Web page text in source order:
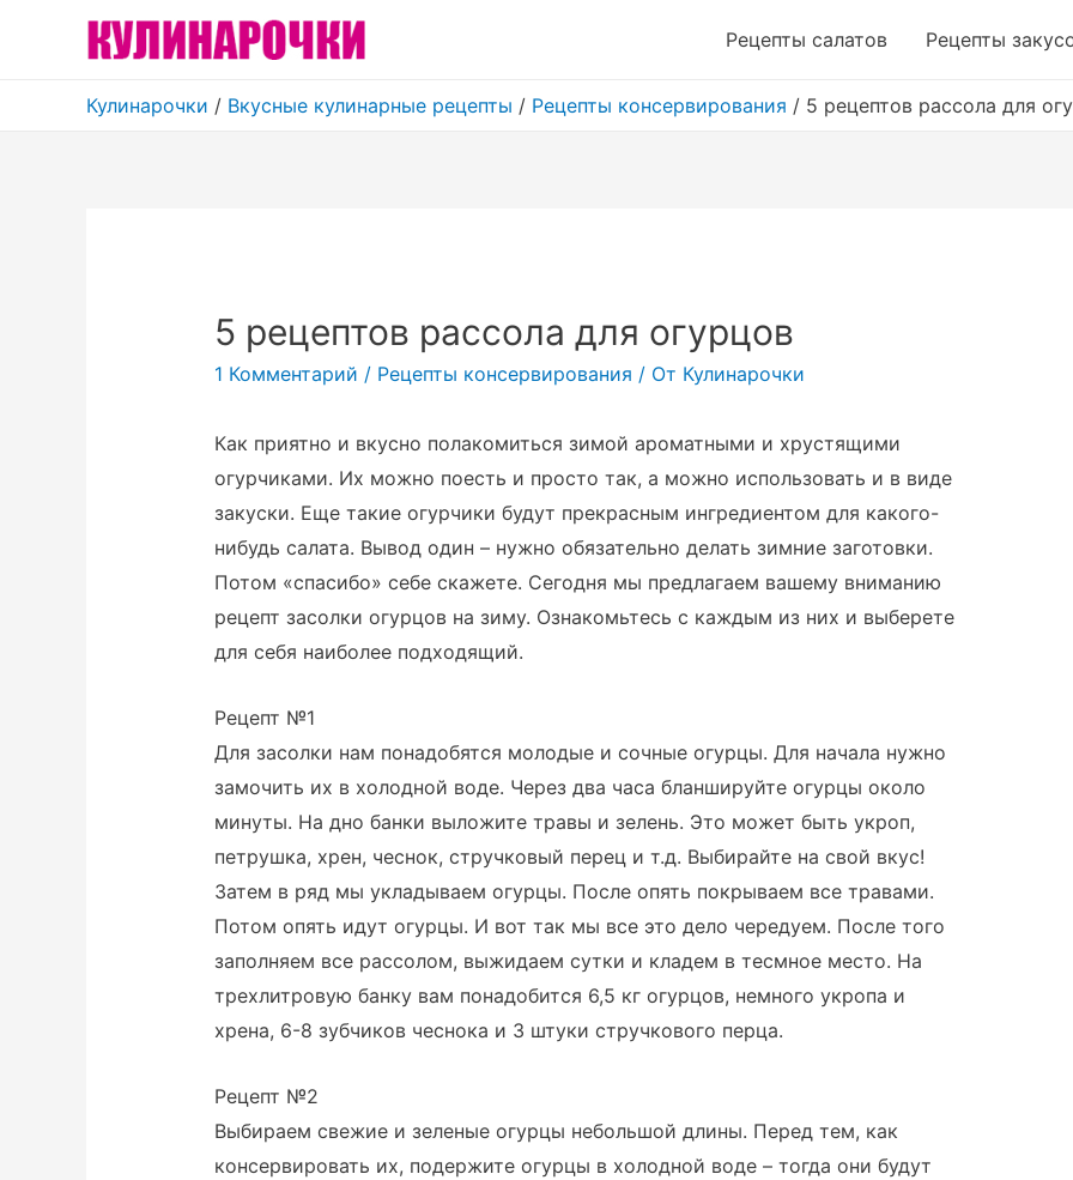
Рецепты салатов Рецепты
Кулинарочки / Вкусные кулинарные рецепты / Рецепты консервирования / 5 рецептов рассола для
5 рецептов рассола для огурцов
1 Комментарий / Рецепты консервирования / От Кулинарочки
Как приятно и вкусно полакомиться зимой ароматными и хрустящими
огурчиками. Их можно поесть и просто так, а можно использовать и в виде
закуски. Еще такие огурчики будут прекрасным ингредиентом для какого-
нибудь салата. Вывод один – нужно обязательно делать зимние заготовки.
Потом «спасибо» себе скажете. Сегодня мы предлагаем вашему вниманию
рецепт засолки огурцов на зиму. Ознакомьтесь с каждым из них и выберете
для себя наиболее подходящий.
Рецепт №1
Для засолки нам понадобятся молодые и сочные огурцы. Для начала нужно
замочить их в холодной воде. Через два часа бланшируйте огурцы около
минуты. На дно банки выложите травы и зелень. Это может быть укроп,
петрушка, хрен, чеснок, стручковый перец и т.д. Выбирайте на свой вкус!
Затем в ряд мы укладываем огурцы. После опять покрываем все травами.
Потом опять идут огурцы. И вот так мы все это дело чередуем. После того
заполняем все рассолом, выжидаем сутки и кладем в тесмное место. На
трехлитровую банку вам понадобится 6,5 кг огурцов, немного укропа и
хрена, 6-8 зубчиков чеснока и 3 штуки стручкового перца.
Рецепт №2
Выбираем свежие и зеленые огурцы небольшой длины. Перед тем, как
консервировать их, подержите огурцы в холодной воде – тогда они будут